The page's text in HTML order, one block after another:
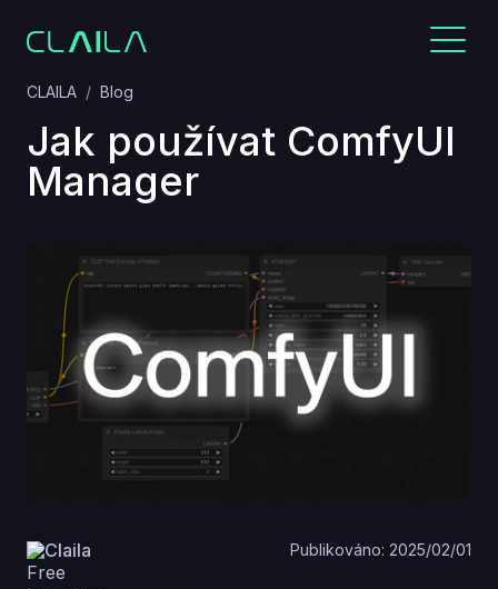
CLAILA Blog
Jak používat ComfyUI
Manager
Claila Publikováno: 2025/02/01